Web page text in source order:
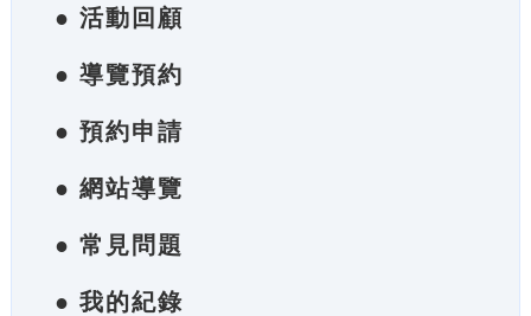
● 活動回顧
● 導覽預約
● 預約申請
● 網站導覽
● 常見問題
● 我的紀錄